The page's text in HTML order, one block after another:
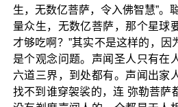
生，无数亿菩萨，令入佛智慧”。
量众生，无数亿菩萨，那个星球
才够吃啊？”其实不是这样的，因
是个观念问题。声闻圣人只有在
六道三界，到处都有。声闻出家
找不到谁穿袈裟的，连 弥勒菩萨